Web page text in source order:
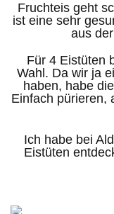
Fruchteis geht
ist eine sehr
aus
Für 4 Eistüten
Wahl. Da wir ja
haben, habe
Einfach pürieren,
Ich habe bei
Eistüten